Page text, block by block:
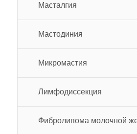
Масталгия
Мастодиния
Микромастия
Лимфодиссекция
Фибролипома молочной